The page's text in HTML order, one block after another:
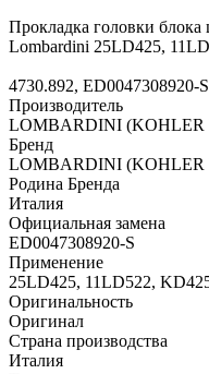
Прокладка головки
Lombardini 25LD425,
4730.892, ED0047308920-S
Производитель
LOMBARDINI (KOHLER
Бренд
LOMBARDINI (KOHLER
Родина Бренда
Италия
Официальная замена
ED0047308920-S
Применение
25LD425, 11LD522,
Оригинальность
Оригинал
Страна производства
Италия